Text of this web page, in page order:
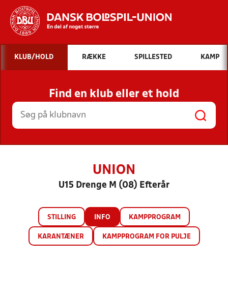
Hvad vil du søge efter?
INDHOLD OG NYHEDER
STILLINGER, RESULTATER, KLUBBER OG
HOLD
KLUB/HOLD RÆKKE SPILLESTED KAMP
Find en klub eller et hold
UNION
U15 Drenge M (08) Efterår
STILLING INFO KAMPPROGRAM
KARANTÆNER KAMPPROGRAM FOR PULJE